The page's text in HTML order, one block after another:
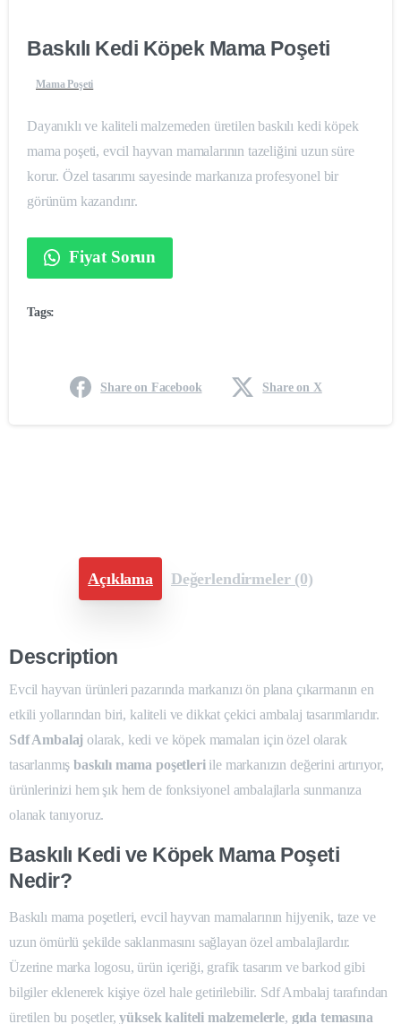
Baskılı Kedi Köpek Mama Poşeti
Mama Poşeti
Dayanıklı ve kaliteli malzemeden üretilen baskılı kedi köpek
mama poşeti, evcil hayvan mamalarının tazeliğini uzun süre
korur. Özel tasarımı sayesinde markanıza profesyonel bir
görünüm kazandırır.
Fiyat Sorun
Tags:
Share on Facebook Share on X
Açıklama Değerlendirmeler (0)
Description
Evcil hayvan ürünleri pazarında markanızı ön plana çıkarmanın en
etkili yollarından biri, kaliteli ve dikkat çekici ambalaj tasarımlarıdır.
Sdf Ambalaj olarak, kedi ve köpek mamaları için özel olarak
tasarlanmışbaskılı mama poşetleriile markanızın değerini artırıyor,
ürünlerinizi hem şık hem de fonksiyonel ambalajlarla sunmanıza
olanak tanıyoruz.
Baskılı Kedi ve Köpek Mama Poşeti
Nedir?
Baskılı mama poşetleri, evcil hayvan mamalarının hijyenik, taze ve
uzun ömürlü şekilde saklanmasını sağlayan özel ambalajlardır.
Üzerine marka logosu, ürün içeriği, grafik tasarım ve barkod gibi
bilgiler eklenerek kişiye özel hale getirilebilir. Sdf Ambalaj tarafından
üretilen bu poşetler,yüksek kaliteli malzemelerle, gıda temasına